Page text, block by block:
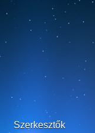
Szerkesztők